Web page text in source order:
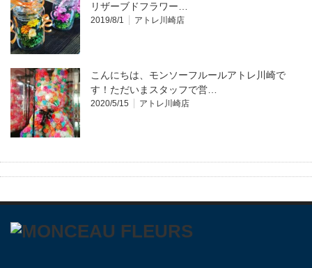
リザーブドフラワー…
2019/8/1 アトレ川崎店
こんにちは、モンソーフルールアトレ川崎で
す！ただいまスタッフで営…
2020/5/15 アトレ川崎店